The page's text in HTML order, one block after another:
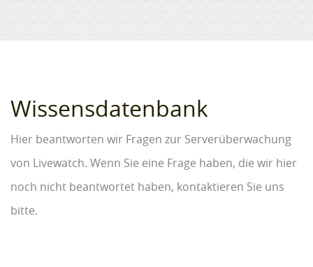
Wissensdatenbank
Hier beantworten wir Fragen zur Serverüberwachung
von Livewatch. Wenn Sie eine Frage haben, die wir hier
noch nicht beantwortet haben, kontaktieren Sie uns
bitte.